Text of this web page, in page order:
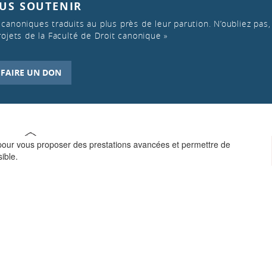
vous proposer des prestations avancées et permettre de
SOUTENIR
traduits au plus près de leur parution. N’oubliez
de la Faculté de Droit canonique »
FAIRE UN DON